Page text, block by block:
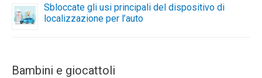
Sbloccate gli usi principali del dispositivo di
localizzazione per l’auto
Bambini e giocattoli